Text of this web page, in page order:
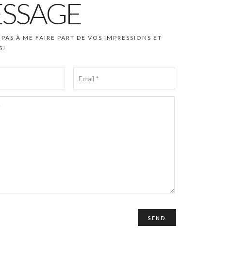
À ME FAIRE PART DE VOS IMPRESSIONS ET
Avec Philippe, nous avons eu le plaisir de déguster plusieurs
leurs saveurs que leur présentation. Nos allergies culinaires
créativité de Philippe, bien au contraire. Nous avons apprécié ses
plantes sauvages. Il a aussi plaisir à transmettre ses
de retour de voyages plus lointains. Nous attendons avec délice
Haute -Savoie!